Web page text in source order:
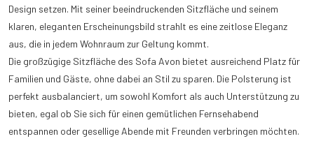
Design setzen. Mit seiner beeindruckenden Sitzfläche und seinem
klaren, eleganten Erscheinungsbild strahlt es eine zeitlose Eleganz
aus, die in jedem Wohnraum zur Geltung kommt.
Die großzügige Sitzfläche des Sofa Avon bietet ausreichend Platz für
Familien und Gäste, ohne dabei an Stil zu sparen. Die Polsterung ist
perfekt ausbalanciert, um sowohl Komfort als auch Unterstützung zu
bieten, egal ob Sie sich für einen gemütlichen Fernsehabend
entspannen oder gesellige Abende mit Freunden verbringen möchten.